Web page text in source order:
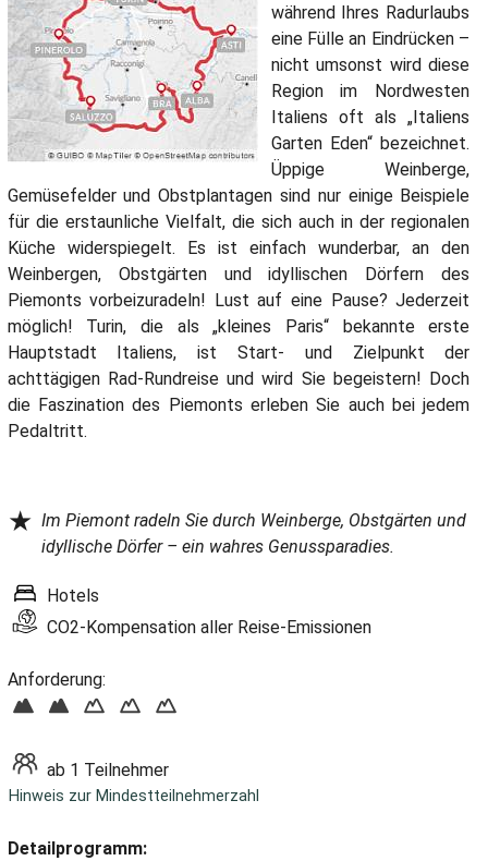
während Ihres Radurlaubs
eine Fülle an Eindrücken –
nicht umsonst wird diese
Region im Nordwesten
Italiens oft als „Italiens
Garten Eden“ bezeichnet.
Üppige Weinberge,
Gemüsefelder und Obstplantagen sind nur einige Beispiele
für die erstaunliche Vielfalt, die sich auch in der regionalen
Küche widerspiegelt. Es ist einfach wunderbar, an den
Weinbergen, Obstgärten und idyllischen Dörfern des
Piemonts vorbeizuradeln! Lust auf eine Pause? Jederzeit
möglich! Turin, die als „kleines Paris“ bekannte erste
Hauptstadt Italiens, ist Start- und Zielpunkt der
achttägigen Rad-Rundreise und wird Sie begeistern! Doch
die Faszination des Piemonts erleben Sie auch bei jedem
Pedaltritt.
★ Im Piemont radeln Sie durch Weinberge, Obstgärten und
idyllische Dörfer – ein wahres Genussparadies.
Hotels
CO2-Kompensation aller Reise-Emissionen
Anforderung:
ab 1 Teilnehmer
Hinweis zur Mindestteilnehmerzahl
Detailprogramm: